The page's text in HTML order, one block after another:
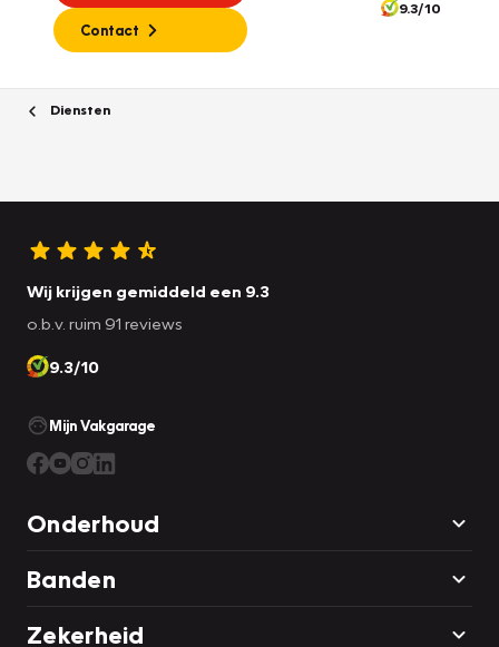
Contact
9.3/10
Diensten
Wij krijgen gemiddeld een 9.3
o.b.v. ruim 91 reviews
9.3/10
Mijn Vakgarage
Onderhoud
Banden
Zekerheid